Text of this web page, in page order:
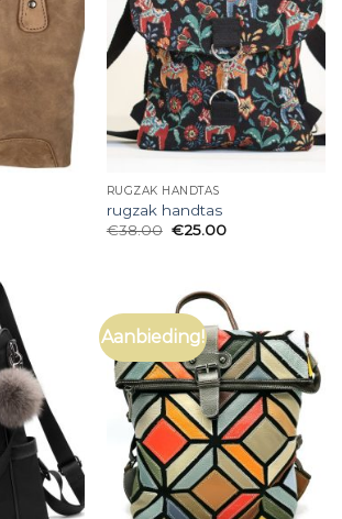
RUGZAK HANDTAS
rugzak handtas
€38.00 €25.00
Aanbieding!